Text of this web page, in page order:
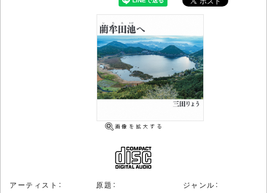
アーティスト： 原題：
ジャンル：